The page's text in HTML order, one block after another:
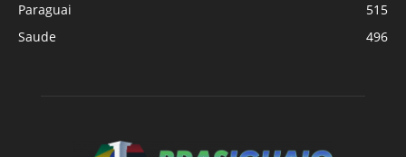
Paraguai
515
Saude
496